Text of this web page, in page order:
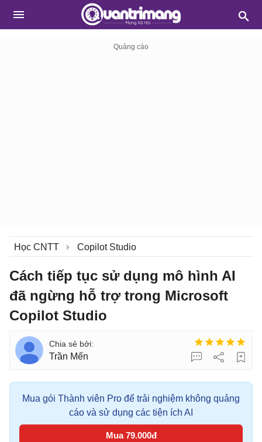
Học CNTT Copilot Studio
Cách tiếp tục sử dụng mô hình AI
đã ngừng hỗ trợ trong Microsoft
Copilot Studio
Trần Mến
Mua gói Thành viên Pro để trải nghiệm không quảng
cáo và sử dụng các tiện ích AI
Mua 79.000đ